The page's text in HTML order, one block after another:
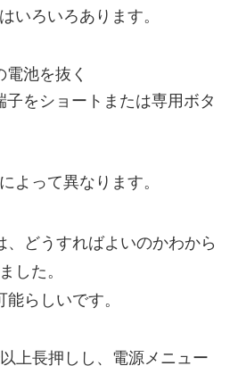
いろいろあります。
池を抜く
子をショートまたは専用ボタ
よって異なります。
、どうすればよいのかわから
した。
らしいです。
上長押しし、電源メニュー